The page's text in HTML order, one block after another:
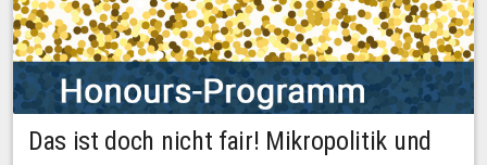
Das ist doch nicht fair! Mikropolitik und